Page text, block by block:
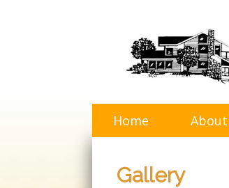
Home About
Gallery